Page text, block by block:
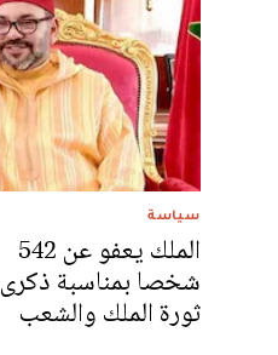
سياسة
الملك يعفو عن 542
شخصا بمناسبة ذكرى
ثورة الملك والشعب